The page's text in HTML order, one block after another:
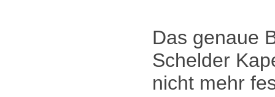
Das genaue
Schelder
nicht mehr